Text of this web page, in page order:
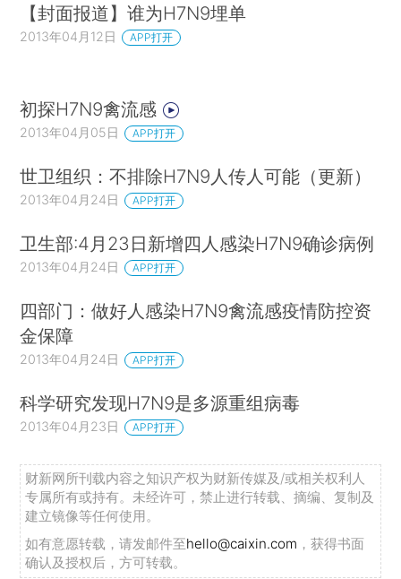
【封面报道】谁为H7N9埋单
2013年04月12日 APP打开
初探H7N9禽流感
2013年04月05日 APP打开
世卫组织：不排除H7N9人传人可能（更新）
2013年04月24日 APP打开
卫生部:4月23日新增四人感染H7N9确诊病例
2013年04月24日 APP打开
四部门：做好人感染H7N9禽流感疫情防控资
金保障
2013年04月24日 APP打开
科学研究发现H7N9是多源重组病毒
2013年04月23日 APP打开
财新网所刊载内容之知识产权为财新传媒及/或相关权利人
专属所有或持有。未经许可，禁止进行转载、摘编、复制及
建立镜像等任何使用。
如有意愿转载，请发邮件至hello@caixin.com ，获得书面
确认及授权后，方可转载。